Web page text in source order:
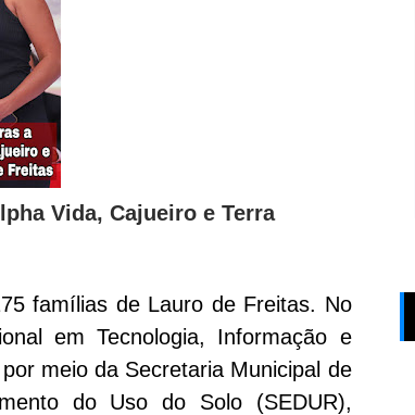
Vida, Cajueiro e Terra
famílias de Lauro de Freitas. No
em Tecnologia, Informação e
meio da Secretaria Municipal de
do Uso do Solo (SEDUR),